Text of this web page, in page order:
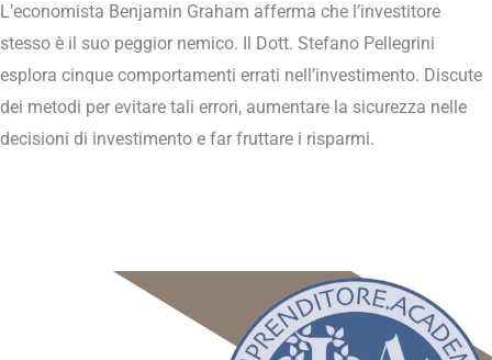
L’economista Benjamin Graham afferma che l’investitore
stesso è il suo peggior nemico. Il Dott. Stefano Pellegrini
esplora cinque comportamenti errati nell’investimento. Discute
dei metodi per evitare tali errori, aumentare la sicurezza nelle
decisioni di investimento e far fruttare i risparmi.